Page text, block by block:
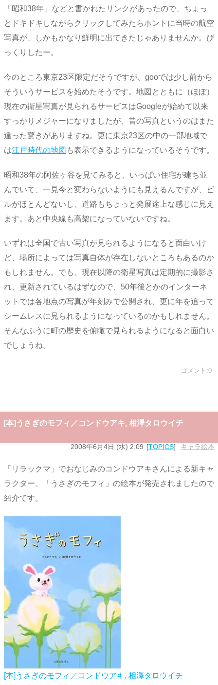
「昭和38年」などと書かれたリンクがあったので、ちょっ
とドキドキしながらクリックしてみたらホントに当時の航空
写真が、しかもかなり鮮明に出てきたじゃありませんか。び
っくりしたー。
今のところ東京23区限定だそうですが、gooでは少し前から
そういうサービスを始めたそうです。地図とともに（ほぼ）
現在の衛星写真が見られるサービスはGoogleが始めて以来
すっかりメジャーになりましたが、昔の写真というのはまた
違った驚きがありますね。更に東京23区の中の一部地域で
は江戸時代の地図 も表示できるようになっているそうです。
昭和38年の阿佐ヶ谷を見てみると、いっぱい住宅が建ち並
んでいて、一見今と変わらないようにも見えるんですが、ビ
ルがほとんどないし、道路もちょっと発展途上な感じに見え
ます。あと中央線も高架になっていないですね。
いずれは全国で古い写真が見られるようになると面白いけ
ど、場所によっては写真自体が存在しないところもあるのか
もしれません。でも、現在以降の衛星写真は定期的に撮影さ
れ、更新されているはずなので、50年後とかのインターネ
ットでは各地点の写真が年刻みで公開され、更に年を追って
シームレスに見られるようになっているのかもしれません。
そんなふうに町の歴史を俯瞰で見られるようになると面白い
でしょうね。
コメント:0
[本]うさぎのモフィ／コンドウアキ, 相澤タロウイチ
2008年6月4日 (水) 2:09 TOPICS キャラ絵本
「リラックマ」でおなじみのコンドウアキさんによる新キャ
ラクター、「うさぎのモフィ」の絵本が発売されましたので
紹介です。
[本]うさぎのモフィ／コンドウアキ, 相澤タロウイチ